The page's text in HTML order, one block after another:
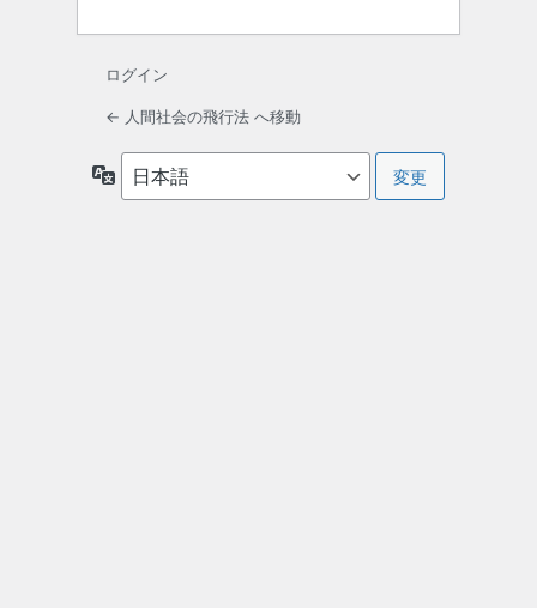
ログイン
← 人間社会の飛行法 へ移動
語